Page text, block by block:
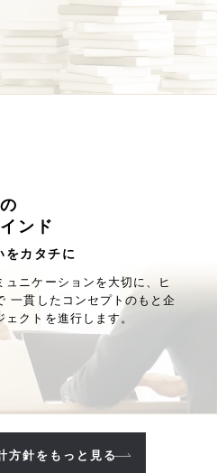
ンド
をカタチに
ュニケーションを大切に、ヒ
一貫したコンセプトのもと企
クトを進行します。
方針をもっと見る